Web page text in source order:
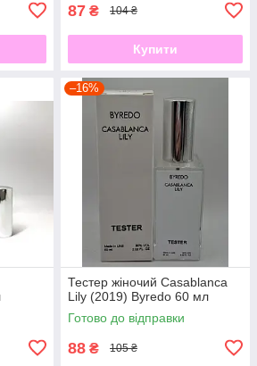
87 ₴ 104 ₴
Купити
–16%
Тестер жіночий Casablanca
Lily (2019) Byredo 60 мл
Готово до відправки
88 ₴ 105 ₴